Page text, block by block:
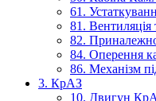
61.
81.
82.
84. Оперення
86. Механізм
3. КрАЗ
10. Двигун